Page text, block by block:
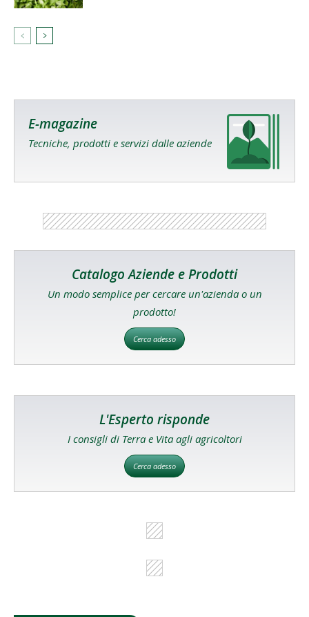
E-magazine
Tecniche, prodotti e servizi dalle aziende
Catalogo Aziende e Prodotti
Un modo semplice per cercare un'azienda o un
prodotto!
Cerca adesso
L'Esperto risponde
I consigli di Terra e Vita agli agricoltori
Cerca adesso